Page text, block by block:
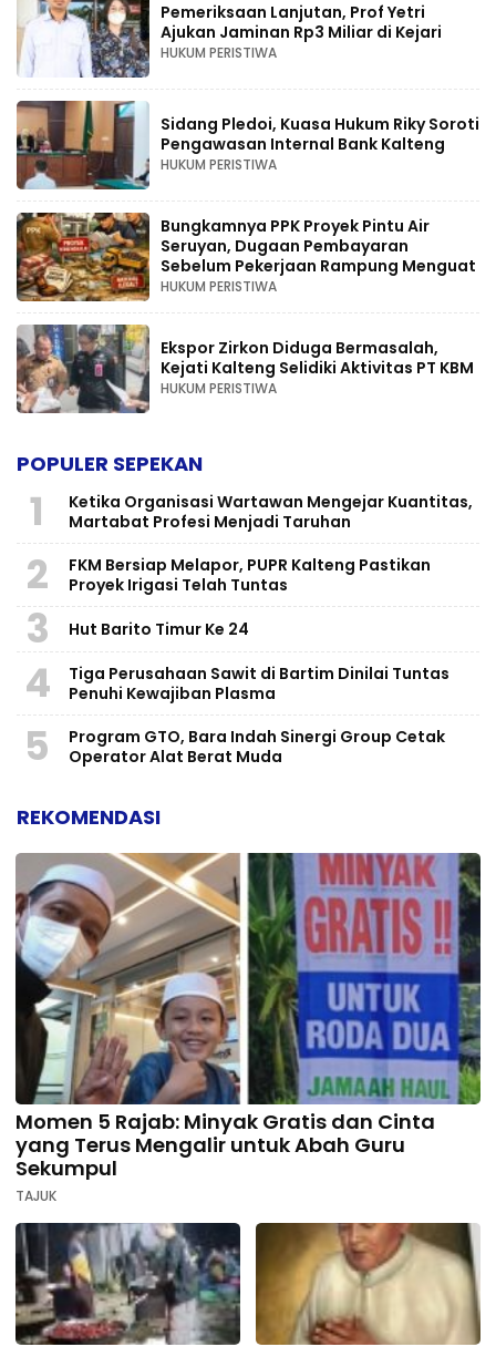
Pemeriksaan Lanjutan, Prof Yetri
Ajukan Jaminan Rp3 Miliar di Kejari
HUKUM PERISTIWA
Sidang Pledoi, Kuasa Hukum Riky Soroti
Pengawasan Internal Bank Kalteng
HUKUM PERISTIWA
Bungkamnya PPK Proyek Pintu Air
Seruyan, Dugaan Pembayaran
Sebelum Pekerjaan Rampung Menguat
HUKUM PERISTIWA
Ekspor Zirkon Diduga Bermasalah,
Kejati Kalteng Selidiki Aktivitas PT KBM
HUKUM PERISTIWA
POPULER SEPEKAN
1
Ketika Organisasi Wartawan Mengejar Kuantitas,
Martabat Profesi Menjadi Taruhan
2
FKM Bersiap Melapor, PUPR Kalteng Pastikan
Proyek Irigasi Telah Tuntas
3 Hut Barito Timur Ke 24
4
Tiga Perusahaan Sawit di Bartim Dinilai Tuntas
Penuhi Kewajiban Plasma
5
Program GTO, Bara Indah Sinergi Group Cetak
Operator Alat Berat Muda
REKOMENDASI
Momen 5 Rajab: Minyak Gratis dan Cinta
yang Terus Mengalir untuk Abah Guru
Sekumpul
TAJUK